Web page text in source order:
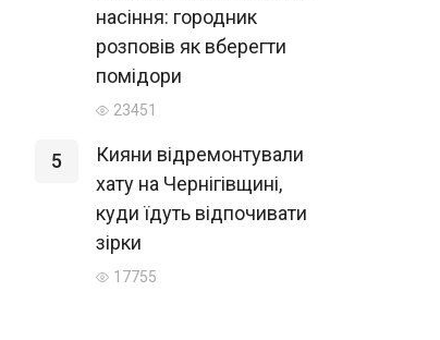
насіння: городник
розповів як вберегти
помідори
23451
5
Кияни відремонтували
хату на Чернігівщині,
куди їдуть відпочивати
зірки
17755